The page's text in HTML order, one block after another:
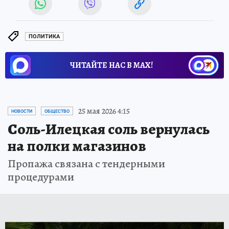
ПОЛИТИКА
ЧИТАЙТЕ НАС В МАХ!
НОВОСТИ ОБЩЕСТВО 25 мая 2026 4:15
Соль-Илецкая соль вернулась
на полки магазинов
Пропажа связана с тендерными